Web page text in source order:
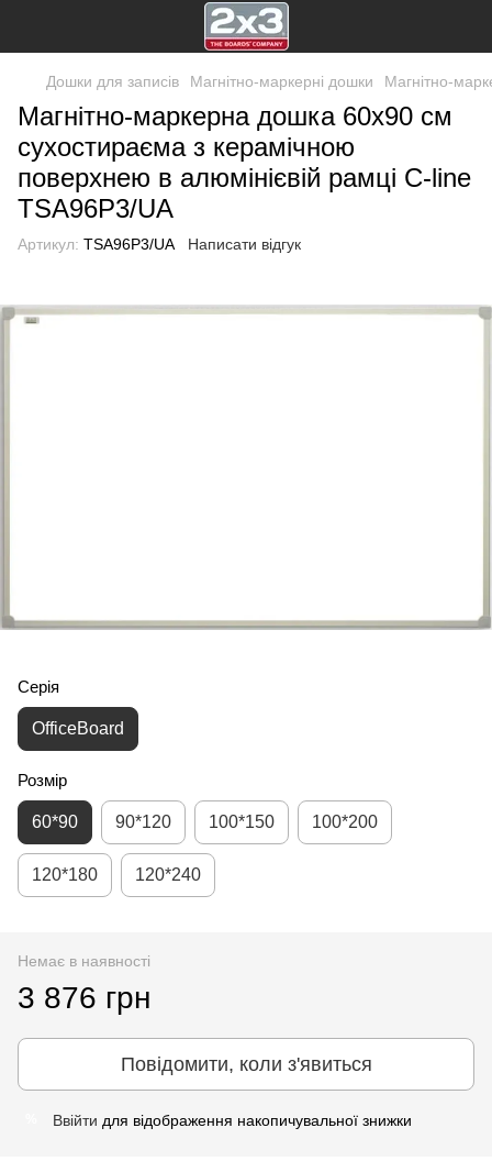
Дошки для записів Магнітно-маркерні дошки Магнітно-
Магнітно-маркерна дошка 60x90 см
сухостираєма з керамічною
поверхнею в алюмінієвій рамці C-line
TSA96P3/UA
Артикул: TSA96P3/UA Написати відгук
Серія
OfficeBoard
Розмір
60*90 90*120 100*150 100*200
120*180 120*240
Немає в наявності
3 876 грн
Повідомити, коли з'явиться
Ввійти для відображення накопичувальної знижки